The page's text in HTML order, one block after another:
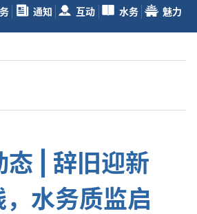
通知 互动 水务 魅力
态 | 辞旧迎新
水务质监启